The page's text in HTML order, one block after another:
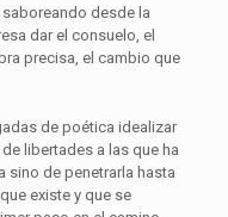
desde la
dar el consuelo, el
precisa, el cambio que
de poética idealizar
libertades a las que ha
sino de penetrarla hasta
existe y que se